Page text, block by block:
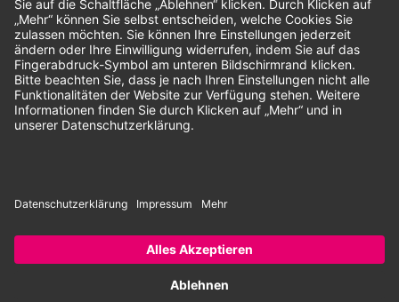
Unsere Zahlungsarten:
Rechnung SEPA-Lastschrift Vorkasse